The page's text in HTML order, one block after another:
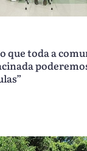
que toda a